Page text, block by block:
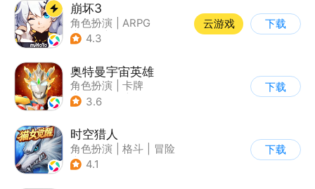
崩坏3
角色扮演
ARPG
| 科幻
4.3
云游戏 下载
奥特曼宇宙英雄
角色扮演
卡牌
| 影视改编
3.6
下载
时空猎人
角色扮演 格斗
冒险
| 时空猎人
4.1
下载